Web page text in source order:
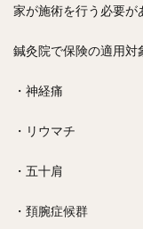
家が施術を行う必要が
鍼灸院で保険の適用対
・神経痛
・リウマチ
・五十肩
・頚腕症候群